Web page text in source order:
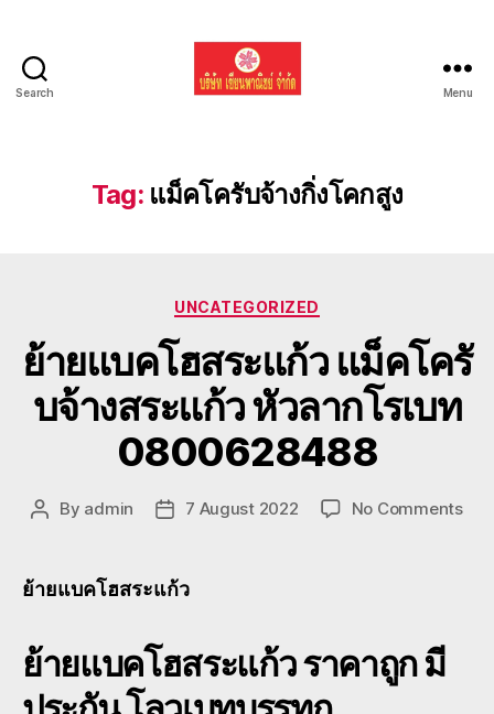
Search
รถ
แบค
Menu
Tag: แม็คโครับจ้างกิ่งโคกสูง
Categories
UNCATEGORIZED
ย้ายแบคโฮสระแก้ว แม็คโครั
บจ้างสระแก้ว หัวลากโรเบท
0800628488
Post
By admin
Post7 August 2022 No Commentson
ย้ายแบคโฮสระแก้ว
ย้ายแบคโฮสระแก้วราคาถูก มี